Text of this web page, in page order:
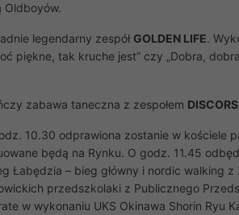
Oldboyów.
legendarny zespół GOLDEN LIFE.
piękne, tak kruche jest” czy „Dobra,
zabawa taneczna z zespołem DISCORS
10.30 odprawiona zostanie w kościele
będą na Rynku. O godz. 11.45
Łabędzia – bieg główny i nordic walking
przedszkolaki z Publicznego
w wykonaniu UKS Okinawa Shorin Ryu